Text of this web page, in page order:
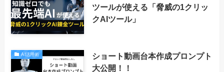
ツールが使える「脅威の1クリッ
クAIツール」
AI活用術
ショート動画台本作成プロンプト
大公開！！